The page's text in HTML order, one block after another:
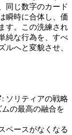
同じ数字のカード
瞬時に合体し、価
す。この洗練され
純な行為を、すべ
ルへと変貌させ、
: ソリティアの戦略
の最高の融合を
ペースがなくなる